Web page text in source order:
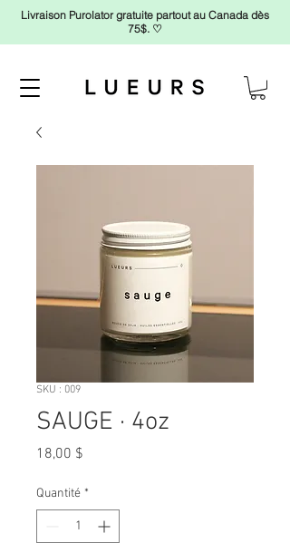
Livraison Purolator gratuite partout au Canada dès
75$. ♡
SKU : 009
SAUGE · 4oz
18,00 $
Quantité *